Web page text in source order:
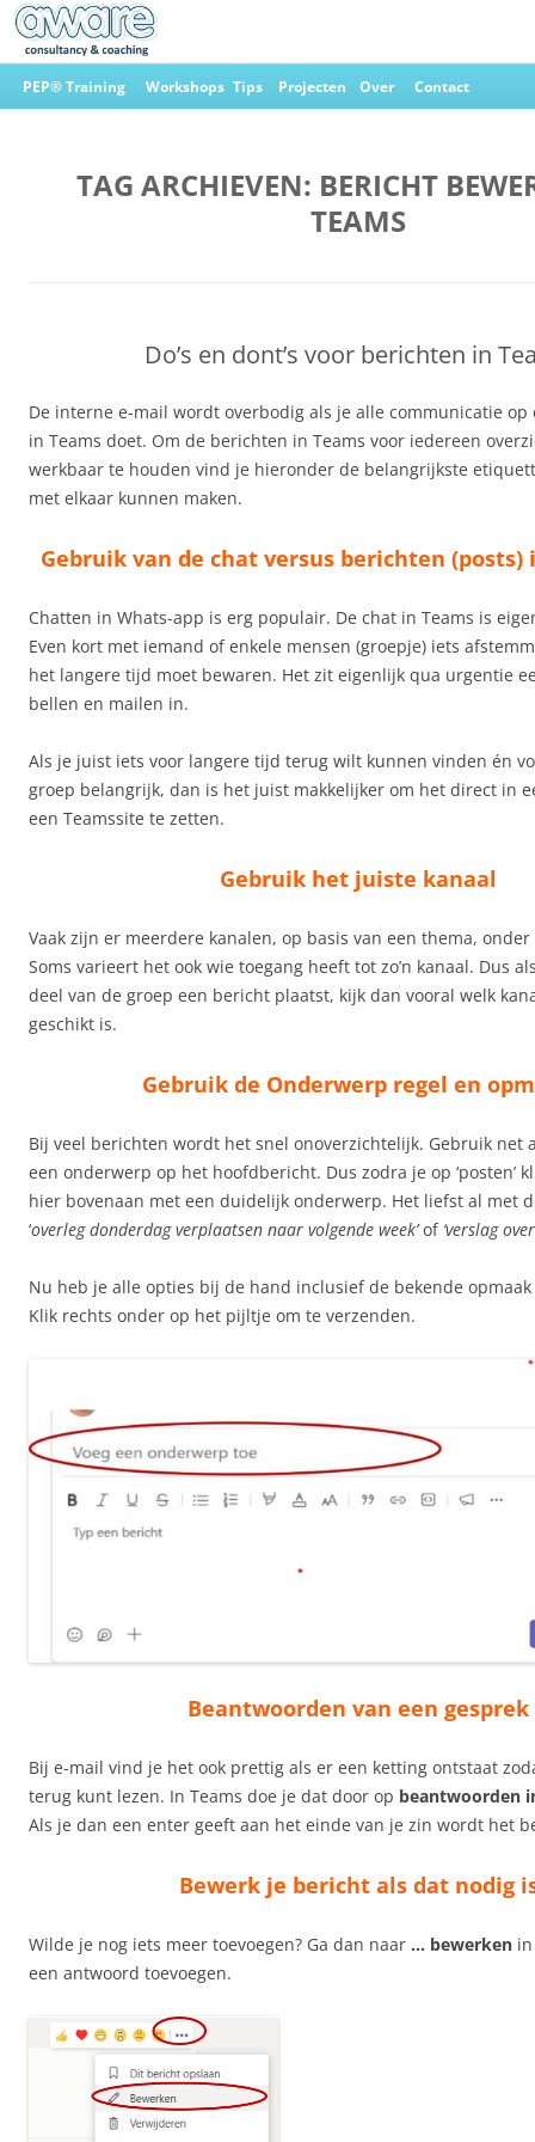
Ga
naar
PEP® Training Workshops Tips Projecten Over Contact
TAG ARCHIEVEN: BERICHT
TEAMS
Do’s en dont’s voor berichten in
De interne e-mail wordt overbodig als je alle communicatie op
in Teams doet. Om de berichten in Teams voor iedereen
werkbaar te houden vind je hieronder de belangrijkste
met elkaar kunnen maken.
Gebruik van de chat versus berichten (posts)
Chatten in Whats-app is erg populair. De chat in Teams is
Even kort met iemand of enkele mensen (groepje) iets
het langere tijd moet bewaren. Het zit eigenlijk qua urgentie
bellen en mailen in.
Als je juist iets voor langere tijd terug wilt kunnen vinden én
groep belangrijk, dan is het juist makkelijker om het direct in
een Teamssite te zetten.
Gebruik het juiste kanaal
Vaak zijn er meerdere kanalen, op basis van een thema, onder
Soms varieert het ook wie toegang heeft tot zo’n kanaal. Dus
deel van de groep een bericht plaatst, kijk dan vooral welk
geschikt is.
Gebruik de Onderwerp regel en
Bij veel berichten wordt het snel onoverzichtelijk. Gebruik net
een onderwerp op het hoofdbericht. Dus zodra je op ‘posten’
hier bovenaan met een duidelijk onderwerp. Het liefst al met
‘overleg donderdag verplaatsen naar volgende week’of ‘verslag
Nu heb je alle opties bij de hand inclusief de bekende
Klik rechts onder op het pijltje om te verzenden.
Beantwoorden van een gesprek
Bij e-mail vind je het ook prettig als er een ketting ontstaat
terug kunt lezen. In Teams doe je dat door op beantwoorden
Als je dan een enter geeft aan het einde van je zin wordt het
Bewerk je bericht als dat nodig
Wilde je nog iets meer toevoegen? Ga dan naar … bewerken
een antwoord toevoegen.